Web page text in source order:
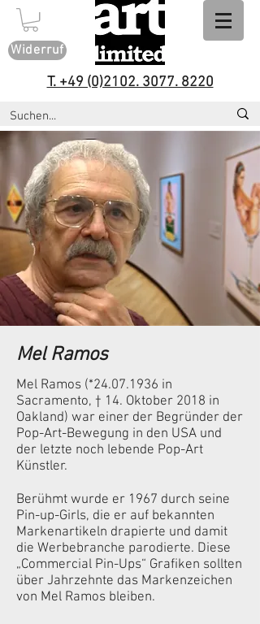
Widerruf
T. +49 (0)2102. 3077. 8220
Mel Ramos
Mel Ramos (*24.07.1936 in
Sacramento, † 14. Oktober 2018 in
Oakland) war einer der Begründer der
Pop-Art-Bewegung in den USA und
der letzte noch lebende Pop-Art
Künstler.
Berühmt wurde er 1967 durch seine
Pin-up-Girls, die er auf bekannten
Markenartikeln drapierte und damit
die Werbebranche parodierte. Diese
„Commercial Pin-Ups“ Grafiken sollten
über Jahrzehnte das Markenzeichen
von Mel Ramos bleiben.